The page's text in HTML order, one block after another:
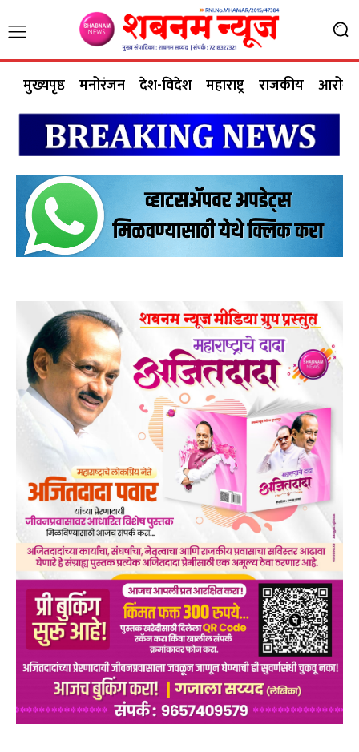
मुख्यपृष्ठ मनोरंजन देश-विदेश महाराष्ट्र राजकीय आरोग्य